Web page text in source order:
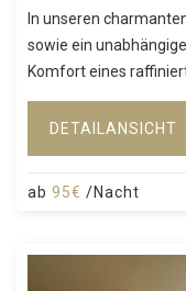
In unseren
sowie ein
Komfort eines
DETAILANSICHT
ab 95€ /Nacht